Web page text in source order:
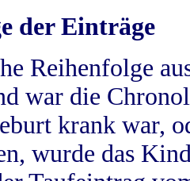
der Einträge
Reihenfolge
war die
krank war,
wurde das